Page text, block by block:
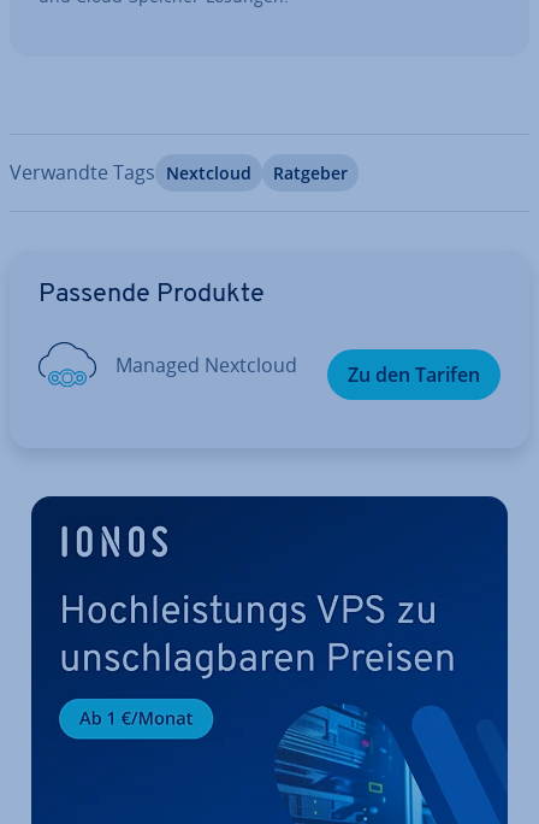
Verwandte Tags Nextcloud Ratgeber
Passende Produkte
Managed Nextcloud Zu den Tarifen